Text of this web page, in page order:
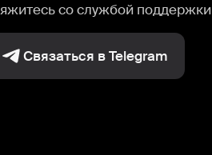
со службой поддержки
Связаться в Telegram